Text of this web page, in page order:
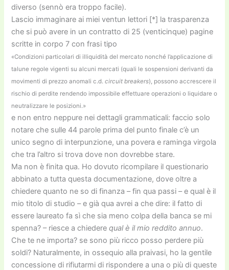
diverso (sennò era troppo facile).
Lascio immaginare ai miei ventun lettori [*] la trasparenza
che si può avere in un contratto di 25 (venticinque) pagine
scritte in corpo 7 con frasi tipo
«Condizioni particolari di illiquidità del mercato nonché l’applicazione di
talune regole vigenti su alcuni mercati (quali le sospensioni derivanti da
movimenti di prezzo anomali c.d.circuit breakers), possono accrescere il
rischio di perdite rendendo impossibile effettuare operazioni o liquidare o
neutralizzare le posizioni.»
e non entro neppure nei dettagli grammaticali: faccio solo
notare che sulle 44 parole prima del punto finale c’è un
unico segno di interpunzione, una povera e raminga virgola
che tra l’altro si trova dove non dovrebbe stare.
Ma non è finita qua. Ho dovuto ricompilare il questionario
abbinato a tutta questa documentazione, dove oltre a
chiedere quanto ne so di finanza – fin qua passi – e qual è il
mio titolo di studio – e già qua avrei a che dire: il fatto di
essere laureato fa sì che sia meno colpa della banca se mi
spenna? – riesce a chiederequal è il mio reddito annuo.
Che te ne importa? se sono più ricco posso perdere più
soldi? Naturalmente, in ossequio alla praivasi, ho la gentile
concessione di rifiutarmi di rispondere a una o più di queste